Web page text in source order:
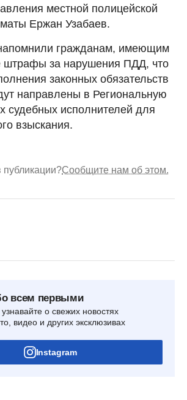
местной полицейской
Ержан Узабаев.
гражданам, имеющим
штрафы за нарушения ПДД, что
законных обязательств
направлены в Региональную
судебных исполнителей для
взыскания.
Сообщите нам об этом.
всем первыми
о свежих новостях
видео и других эксклюзивах
Instagram